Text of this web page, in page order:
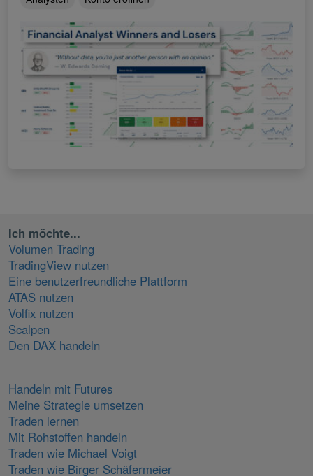
Ich möchte...
Volumen Trading
TradingView nutzen
Eine benutzerfreundliche Plattform
ATAS nutzen
Volfix nutzen
Scalpen
Den DAX handeln
Handeln mit Futures
Meine Strategie umsetzen
Traden lernen
Mit Rohstoffen handeln
Traden wie Michael Voigt
Traden wie Birger Schäfermeier